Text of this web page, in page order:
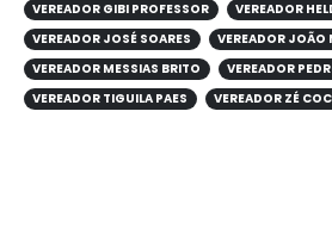
VEREADOR GIBI PROFESSOR
VEREADOR
VEREADOR JOSÉ SOARES
VEREADOR JOÃO
VEREADOR MESSIAS BRITO
VEREADOR
VEREADOR TIGUILA PAES
VEREADOR ZÉ